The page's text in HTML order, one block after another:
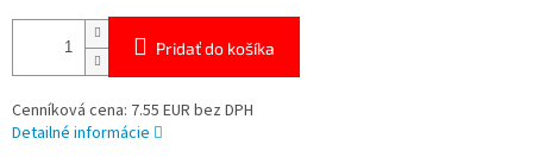
Pridať do košíka
Cenníková cena: 7.55 EUR bez DPH
Detailné informácie